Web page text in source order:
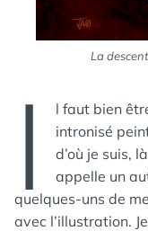
La
I
l faut bien
intronisé
d’où je suis,
appelle un
quelques-uns de
avec l’illustration.